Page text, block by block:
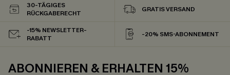
30-TÄGIGES
RÜCKGABERECHT
GRATIS VERSAND
-15% NEWSLETTER-
RABATT
-20% SMS-ABONNEMENT
ABONNIEREN & ERHALTEN 15%